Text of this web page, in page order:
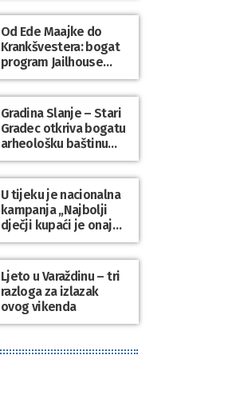
Od Ede Maajke do
Krankšvestera: bogat
program Jailhouse
Festivala 2026. u
Lepoglavi
Gradina Slanje – Stari
Gradec otkriva bogatu
arheološku baštinu
Varaždinske županije
U tijeku je nacionalna
kampanja „Najbolji
dječji kupaći je onaj
koji se nosi“
Ljeto u Varaždinu – tri
razloga za izlazak
ovog vikenda